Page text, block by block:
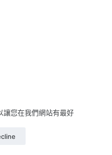
讓您在我們網站有最好
出生地 #大陸
東